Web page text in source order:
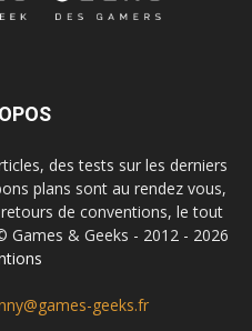
des tests sur les derniers
plans sont au rendez vous,
de conventions, le tout
Games & Geeks - 2012 - 2026
geeks.fr